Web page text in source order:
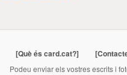
[Què és card.cat?]
Podeu enviar els vostres escrits i